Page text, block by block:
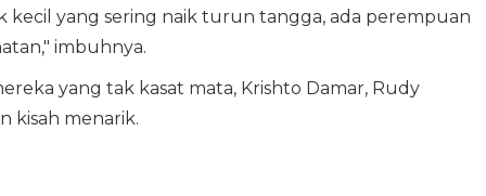
kecil yang sering naik turun tangga, ada perempuan
imbuhnya.
yang tak kasat mata, Krishto Damar, Rudy
kisah menarik.